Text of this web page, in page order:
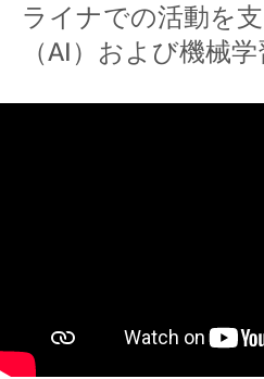
ライナでの活動を
（AI）および機械